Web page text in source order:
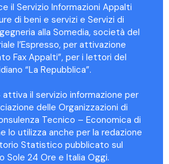
il Servizio Informazioni Appalti
di beni e servizi e Servizi di
alla Somedia, società del
l’Espresso, per attivazione
Fax Appalti”, per i lettori del
“La Repubblica”.
attiva il servizio informazione per
delle Organizzazioni di
Tecnico – Economica di
lo utilizza anche per la redazione
Statistico pubblicato sul
Sole 24 Ore e Italia Oggi.